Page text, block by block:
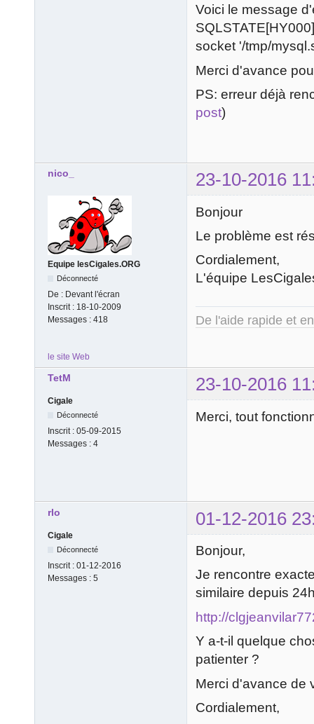
Voici le message
socket '/tmp/
Merci d'avance
PS: erreur déjà
post)
nico_ 23-10-2016
Equipe lesCigales.ORG
Déconnecté
De : Devant l'écran
Inscrit : 18-10-2009
Messages : 418
Bonjour
Le problème est
Cordialement,
L'équipe
De l'aide rapide et
le site Web
TetM 23-10-2016
Cigale
Déconnecté
Inscrit : 05-09-2015
Messages : 4
Merci, tout
rlo 01-12-2016
Cigale
Déconnecté
Inscrit : 01-12-2016
Messages : 5
Bonjour,
Je rencontre
similaire depuis
http://
Y a-t-il quelque
patienter ?
Merci d'avance de
Cordialement,